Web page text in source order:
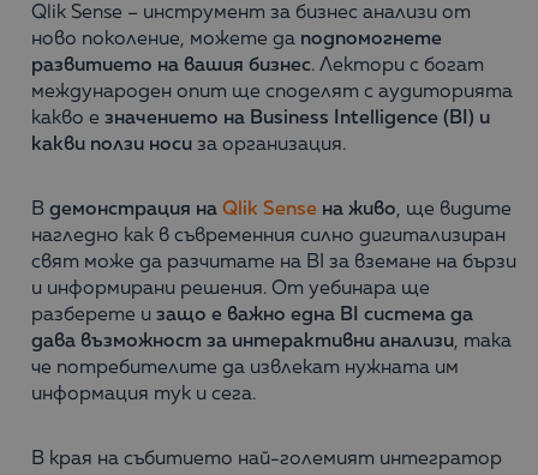
Qlik Sense – инструмент за бизнес анализи от
ново поколение, можете да подпомогнете
развитието на вашия бизнес. Лектори с богат
международен опит ще споделят с аудиторията
какво е значението на Business Intelligence (BI) и
какви ползи носи за организация.
В демонстрация на Qlik Sense на живо, ще видите
нагледно как в съвременния силно дигитализиран
свят може да разчитате на BI за вземане на бързи
и информирани решения. От уебинара ще
разберете и защо е важно една BI система да
дава възможност за интерактивни анализи, така
че потребителите да извлекат нужната им
информация тук и сега.
В края на събитието най-големият интегратор